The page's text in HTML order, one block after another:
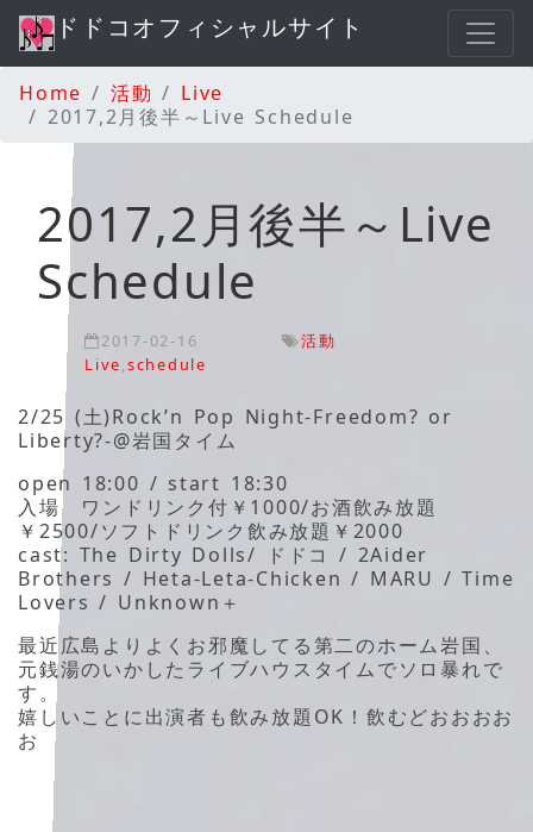
ドドコオフィシャルサイト
Home 活動
Live
2017,2月後半～Live Schedule
2017,2月後半～Live
Schedule
2017-02-16
活動
Live,schedule
2/25 (土)Rock’n Pop Night-Freedom? or
Liberty?-@岩国タイム
open 18:00 / start 18:30
入場 ワンドリンク付￥1000/お酒飲み放題
￥2500/ソフトドリンク飲み放題￥2000
cast: The Dirty Dolls/ ドドコ / 2Aider
Brothers / Heta-Leta-Chicken / MARU / Time
Lovers / Unknown＋
最近広島よりよくお邪魔してる第二のホーム岩国、
元銭湯のいかしたライブハウスタイムでソロ暴れで
す。
嬉しいことに出演者も飲み放題OK！飲むどおおおお
お